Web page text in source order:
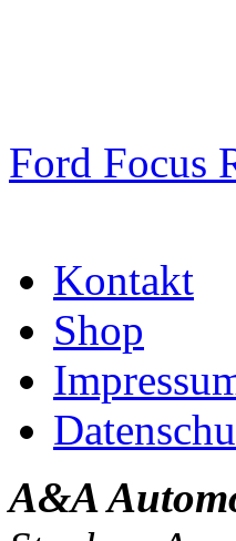
Ford Focus
Kontakt
Shop
A&A